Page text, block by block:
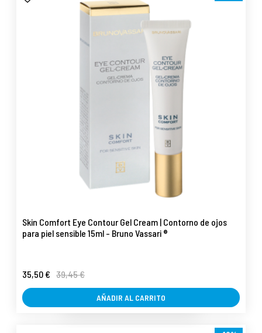
Skin Comfort Eye Contour Gel Cream | Contorno de ojos
para piel sensible 15ml - Bruno Vassari ®
35,50 € 39,45 €
AÑADIR AL CARRITO